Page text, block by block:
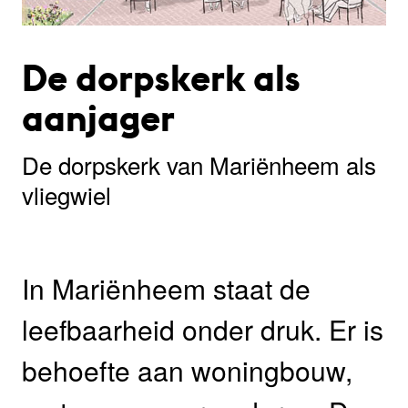
De dorpskerk als
aanjager
De dorpskerk van Mariënheem als
vliegwiel
In Mariënheem staat de
leefbaarheid onder druk. Er is
behoefte aan woningbouw,